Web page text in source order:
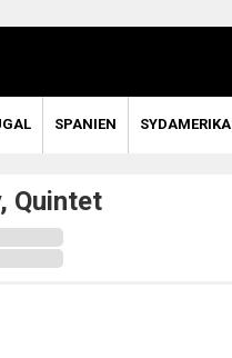
SPANIEN SYDAMERIKA
Quintet